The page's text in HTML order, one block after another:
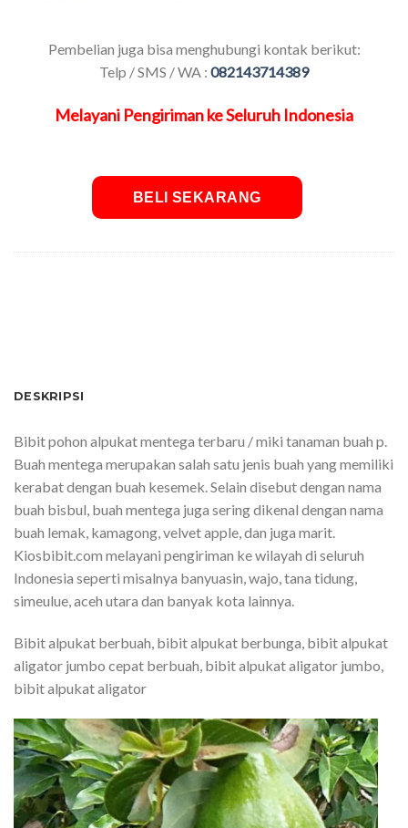
Pembelian juga bisa menghubungi kontak berikut:
Telp / SMS / WA : 082143714389
Melayani Pengiriman ke Seluruh Indonesia
BELI SEKARANG
DESKRIPSI
Bibit pohon alpukat mentega terbaru / miki tanaman buah p.
Buah mentega merupakan salah satu jenis buah yang memiliki
kerabat dengan buah kesemek. Selain disebut dengan nama
buah bisbul, buah mentega juga sering dikenal dengan nama
buah lemak, kamagong, velvet apple, dan juga marit.
Kiosbibit.com melayani pengiriman ke wilayah di seluruh
Indonesia seperti misalnya banyuasin, wajo, tana tidung,
simeulue, aceh utara dan banyak kota lainnya.
Bibit alpukat berbuah, bibit alpukat berbunga, bibit alpukat
aligator jumbo cepat berbuah, bibit alpukat aligator jumbo,
bibit alpukat aligator